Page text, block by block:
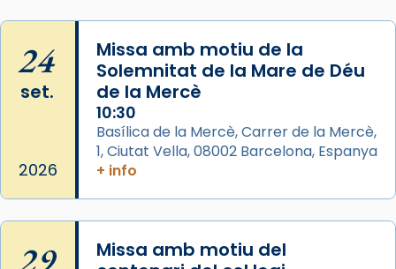
seu germà Joan i Pere un dels que
acompanyava més de prop Jesús.
Segons el llibre dels Fets (12,2) fou el primer
apòstol màrtir, decapitat a Jerusalem per
Herodes Agripa (vers l'any 44).
musulmanes fou venerat com a patró dels
Regnes castellans i més tard de tota
Espanya.
24
set.
2026
Missa amb motiu de la
Solemnitat de la Mare de Déu
de la Mercè
10:30
Basílica de la Mercè, Carrer de la Mercè,
1, Ciutat Vella, 08002 Barcelona, Espanya
+ info
Missa amb motiu del